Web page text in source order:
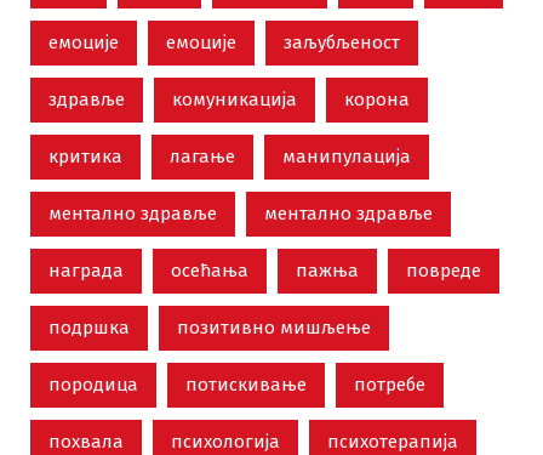
емоције емоције заљубљеност
здравље комуникација корона
критика лагање манипулација
ментално здравље ментално здравље
награда осећања пажња повреде
подршка позитивно мишљење
породица потискивање потребе
похвала психологија психотерапија